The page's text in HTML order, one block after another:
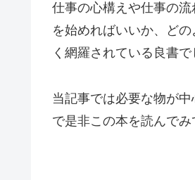
仕事の心構えや仕事の
を始めればいいか、ど
く網羅されている良書で
当記事では必要な物が中
で是非この本を読んでみ